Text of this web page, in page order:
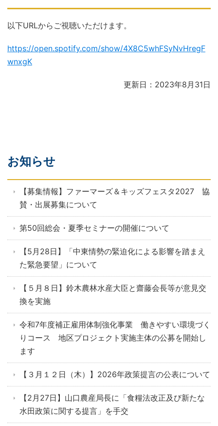
以下URLからご視聴いただけます。
https://open.spotify.com/show/4X8C5whFSyNvHregF
wnxgK
更新日：2023年8月31日
お知らせ
【募集情報】ファーマーズ＆キッズフェスタ2027 協
賛・出展募集について
第50回総会・夏季セミナーの開催について
【5月28日】「中東情勢の緊迫化による影響を踏まえ
た緊急要望」について
【５月８日】鈴木農林水産大臣と齋藤会長等が意見交
換を実施
令和7年度補正雇用体制強化事業 働きやすい環境づく
りコース 地区プロジェクト実施主体の公募を開始し
ます
【３月１２日（木）】2026年政策提言の公表について
【2月27日】山口農産局長に「食糧法改正及び新たな
水田政策に関する提言」を手交